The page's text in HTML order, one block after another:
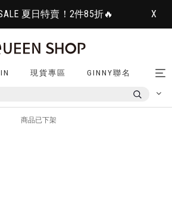
夏日特賣！2件85折🔥 X
現貨專區 GINNY聯名
商品已下架